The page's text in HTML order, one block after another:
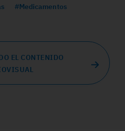
#Medicamentos
EL CONTENIDO